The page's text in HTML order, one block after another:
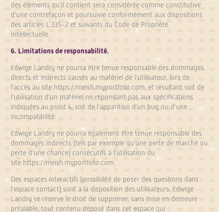
des éléments qu’il contient sera considérée comme constitutive
d’une contrefaçon et poursuivie conformément aux dispositions
des articles L.335-2 et suivants du Code de Propriété
Intellectuelle.
6. Limitations de responsabilité.
Edwige Landry ne pourra être tenue responsable des dommages
directs et indirects causés au matériel de l’utilisateur, lors de
l’accès au site https://meish.myportfolio.com, et résultant soit de
l’utilisation d’un matériel ne répondant pas aux spécifications
indiquées au point 4, soit de l’apparition d’un bug ou d’une
incompatibilité.
Edwige Landry ne pourra également être tenue responsable des
dommages indirects (tels par exemple qu’une perte de marché ou
perte d’une chance) consécutifs à l’utilisation du
site https://meish.myportfolio.com.
Des espaces interactifs (possibilité de poser des questions dans
l’espace contact) sont à la disposition des utilisateurs. Edwige
Landry se réserve le droit de supprimer, sans mise en demeure
préalable, tout contenu déposé dans cet espace qui